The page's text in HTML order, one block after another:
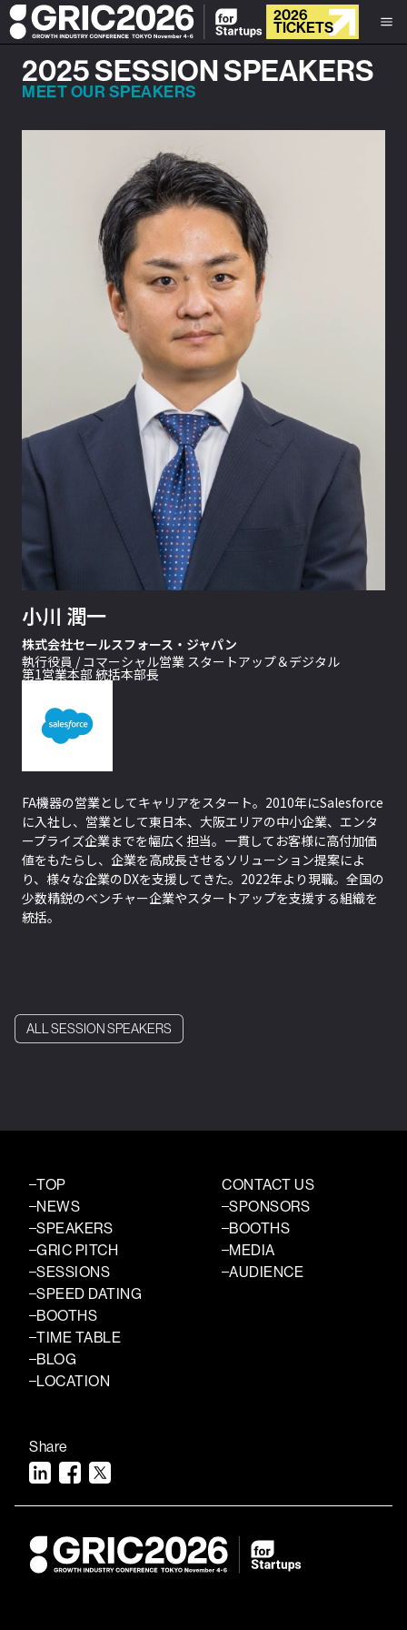
2026
TICKETS
2025 SESSION SPEAKERS
MEET OUR SPEAKERS
小川 潤一
株式会社セールスフォース・ジャパン
執行役員 / コマーシャル営業 スタートアップ＆デジタル
第1営業本部 統括本部長
FA機器の営業としてキャリアをスタート。2010年にSalesforce
に入社し、営業として東日本、大阪エリアの中小企業、エンタ
ープライズ企業までを幅広く担当。一貫してお客様に高付加価
値をもたらし、企業を高成長させるソリューション提案によ
り、様々な企業のDXを支援してきた。2022年より現職。全国の
少数精鋭のベンチャー企業やスタートアップを支援する組織を
統括。
ALL SESSION SPEAKERS
TOP
NEWS
SPEAKERS
GRIC PITCH
SESSIONS
SPEED DATING
BOOTHS
TIME TABLE
BLOG
LOCATION
CONTACT US
SPONSORS
BOOTHS
MEDIA
AUDIENCE
Share